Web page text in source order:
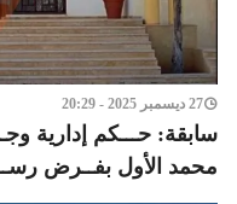
27 ديسمبر 2025 - 20:29
سابقة: حـــكم إدارية
محمد الأول بفــرض